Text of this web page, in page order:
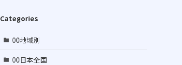
Categories
00地域別
00日本全国